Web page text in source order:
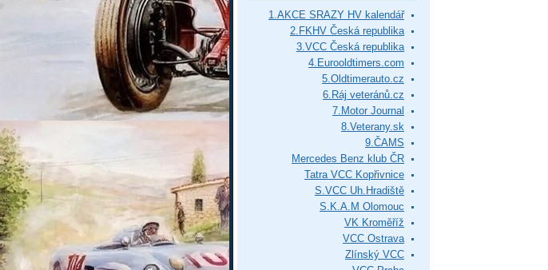
1.AKCE SRAZY HV kalendář
2.FKHV Česká republika
3.VCC Česká republika
4.Eurooldtimers.com
5.Oldtimerauto.cz
6.Ráj veteránů.cz
7.Motor Journal
8.Veterany.sk
9.ČAMS
Mercedes Benz klub ČR
Tatra VCC Kopřivnice
S.VCC Uh.Hradiště
S.K.A.M Olomouc
VK Kroměříž
VCC Ostrava
Zlínský VCC